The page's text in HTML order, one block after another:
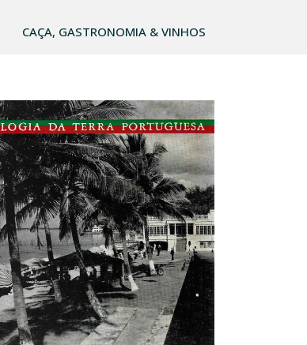
CAÇA, GASTRONOMIA & VINHOS